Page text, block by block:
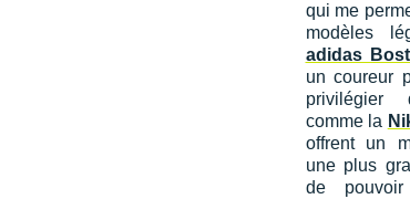
qui me
modèles
adidas
un coureur
privilégier
comme la
offrent un
une plus
de